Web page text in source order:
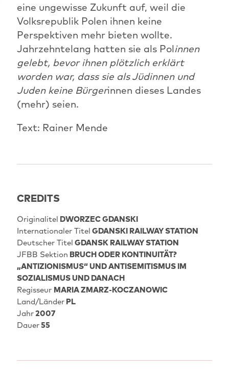
eine ungewisse Zukunft auf, weil die
Volksrepublik Polen ihnen keine
Perspektiven mehr bieten wollte.
Jahrzehntelang hatten sie als Polinnen
gelebt, bevor ihnen plötzlich erklärt
worden war, dass sie als Jüdinnen und
Juden keine Bürgerinnen dieses Landes
(mehr) seien.
Text: Rainer Mende
CREDITS
Originalitel DWORZEC GDANSKI
Internationaler Titel GDANSKI RAILWAY STATION
Deutscher Titel GDANSK RAILWAY STATION
JFBB Sektion BRUCH ODER KONTINUITÄT?
„ANTIZIONISMUS“ UND ANTISEMITISMUS IM
SOZIALISMUS UND DANACH
Regisseur MARIA ZMARZ-KOCZANOWIC
Land/LänderPL
Jahr2007
Dauer55